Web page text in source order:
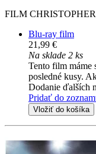
FILM
Blu-ray film
21,99 €
Na sklade 2 ks
Tento film máme
posledné kusy.
Dodanie ďalších
Pridať do
Vložiť do košíka